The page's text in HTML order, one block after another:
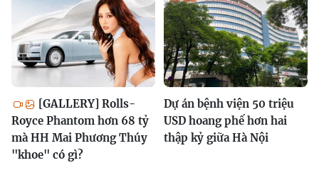
[GALLERY] Rolls-
Royce Phantom hơn 68 tỷ
mà HH Mai Phương Thúy
"khoe" có gì?
Dự án bệnh viện 50 triệu
USD hoang phế hơn hai
thập kỷ giữa Hà Nội